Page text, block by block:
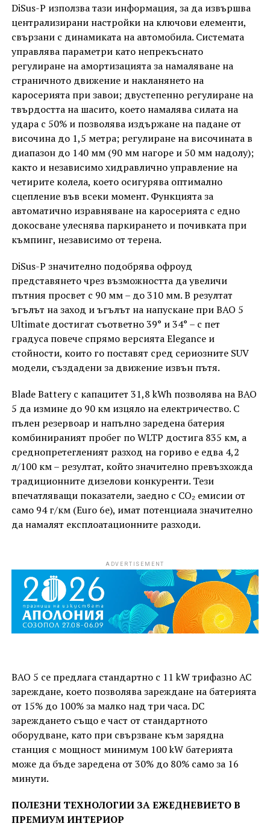
DiSus-P използва тази информация, за да извършва
централизирани настройки на ключови елементи,
свързани с динамиката на автомобила. Системата
управлява параметри като непрекъснато
регулиране на амортизацията за намаляване на
страничното движение и накланянето на
каросерията при завои; двустепенно регулиране на
твърдостта на шасито, което намалява силата на
удара с 50% и позволява издържане на падане от
височина до 1,5 метра; регулиране на височината в
диапазон до 140 мм (90 мм нагоре и 50 мм надолу);
както и независимо хидравлично управление на
четирите колела, което осигурява оптимално
сцепление във всеки момент. Функцията за
автоматично изравняване на каросерията с едно
докосване улеснява паркирането и почивката при
къмпинг, независимо от терена.
DiSus-P значително подобрява офроуд
представянето чрез възможността да увеличи
пътния просвет с 90 мм – до 310 мм. В резултат
ъгълът на заход и ъгълът на напускане при BAO 5
Ultimate достигат съответно 39° и 34° – с пет
градуса повече спрямо версията Elegance и
стойности, които го поставят сред сериозните SUV
модели, създадени за движение извън пътя.
Blade Battery с капацитет 31,8 kWh позволява на BAO
5 да измине до 90 км изцяло на електричество. С
пълен резервоар и напълно заредена батерия
комбинираният пробег по WLTP достига 835 км, а
среднопретегленият разход на гориво е едва 4,2
л/100 км – резултат, който значително превъзхожда
традиционните дизелови конкуренти. Тези
впечатляващи показатели, заедно с CO₂ емисии от
само 94 г/км (Euro 6e), имат потенциала значително
да намалят експлоатационните разходи.
ADVERTISEMENT
BAO 5 се предлага стандартно с 11 kW трифазно AC
зареждане, което позволява зареждане на батерията
от 15% до 100% за малко над три часа. DC
зареждането също е част от стандартното
оборудване, като при свързване към зарядна
станция с мощност минимум 100 kW батерията
може да бъде заредена от 30% до 80% само за 16
минути.
ПОЛЕЗНИ ТЕХНОЛОГИИ ЗА ЕЖЕДНЕВИЕТО В
ПРЕМИУМ ИНТЕРИОР